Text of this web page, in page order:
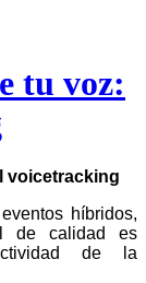
tu voz:
voicetracking
híbridos,
de calidad es
de la